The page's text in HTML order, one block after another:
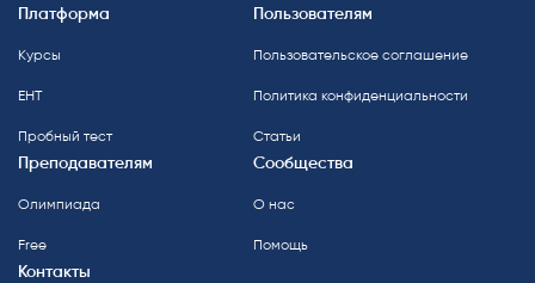
Платформа
Курсы
ЕНТ
Пробный тест
Пользователям
Пользовательское соглашение
Политика конфиденциальности
Статьи
Преподавателям
Олимпиада
Free
Сообщества
О нас
Помощь
Контакты